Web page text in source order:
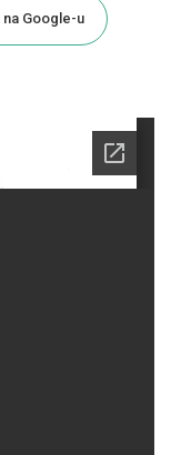
Google-u